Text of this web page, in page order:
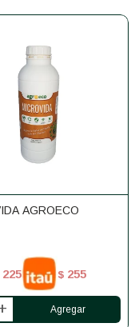
AGROECO
225 $ 255